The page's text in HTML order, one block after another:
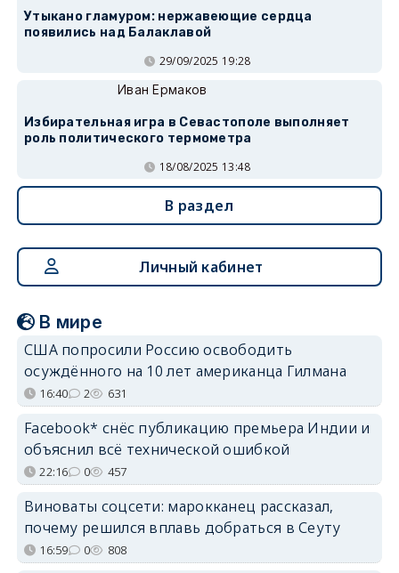
Утыкано гламуром: нержавеющие сердца
появились над Балаклавой
29/09/2025 19:28
Иван Ермаков
Избирательная игра в Севастополе выполняет
роль политического термометра
18/08/2025 13:48
В раздел
Личный кабинет
В мире
США попросили Россию освободить
осуждённого на 10 лет американца Гилмана
16:40 2 631
Facebook* снёс публикацию премьера Индии и
объяснил всё технической ошибкой
22:16 0 457
Виноваты соцсети: марокканец рассказал,
почему решился вплавь добраться в Сеуту
16:59 0 808